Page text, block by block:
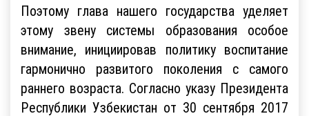
Поэтому глава нашего государства уделяет
этому звену системы образования особое
внимание, инициировав политику воспитание
гармонично развитого поколения с самого
раннего возраста. Согласно указу Президента
Республики Узбекистан от 30 сентября 2017